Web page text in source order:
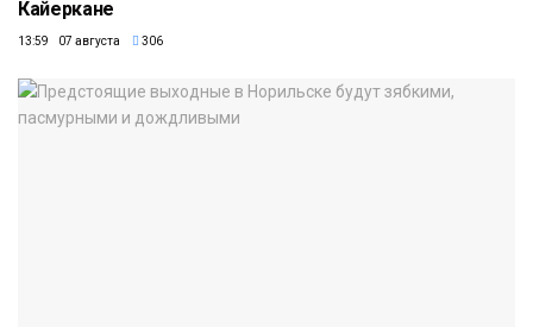
Кайеркане
13:59 07 августа 306